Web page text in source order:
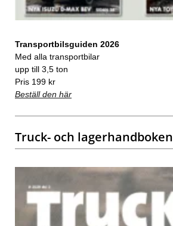
Transportbilsguiden 2026
Med alla transportbilar
upp till 3,5 ton
Pris 199 kr
Beställ den här
Truck- och lagerhandboken